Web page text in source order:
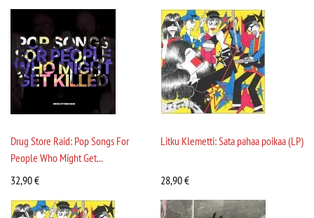
Drug Store Raid: Pop Songs For
People Who Might Get...
32,90€
Litku Klemetti: Sata pahaa poikaa (LP)
28,90€